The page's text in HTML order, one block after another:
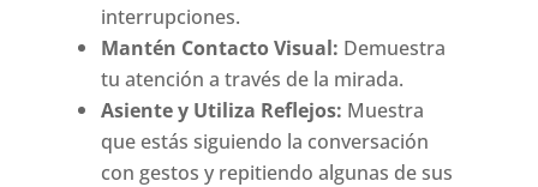
interrupciones.
Mantén Contacto Visual: Demuestra
tu atención a través de la mirada.
Asiente y Utiliza Reflejos: Muestra
que estás siguiendo la conversación
con gestos y repitiendo algunas de sus